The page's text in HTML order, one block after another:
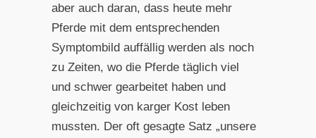
aber auch daran, dass heute mehr
Pferde mit dem entsprechenden
Symptombild auffällig werden als noch
zu Zeiten, wo die Pferde täglich viel
und schwer gearbeitet haben und
gleichzeitig von karger Kost leben
mussten. Der oft gesagte Satz „unsere